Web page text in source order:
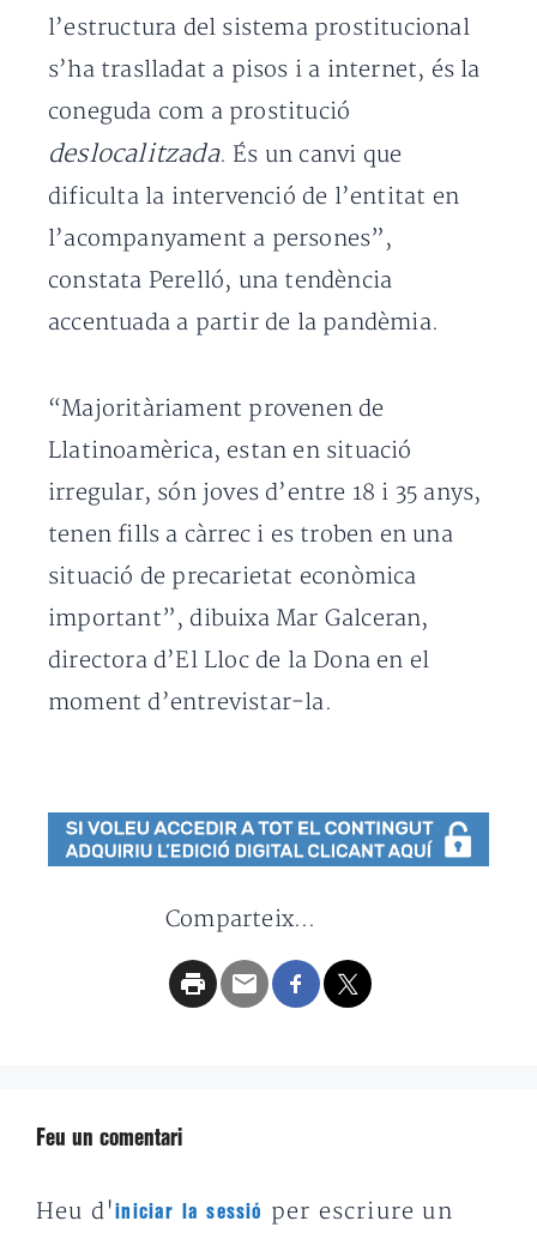
l’estructura del sistema prostitucional
s’ha traslladat a pisos i a internet, és la
coneguda com a prostitució
deslocalitzada. És un canvi que
dificulta la intervenció de l’entitat en
l’acompanyament a persones”,
constata Perelló, una tendència
accentuada a partir de la pandèmia.
“Majoritàriament provenen de
Llatinoamèrica, estan en situació
irregular, són joves d’entre 18 i 35 anys,
tenen fills a càrrec i es troben en una
situació de precarietat econòmica
important”, dibuixa Mar Galceran,
directora d’El Lloc de la Dona en el
moment d’entrevistar-la.
Comparteix...
Feu un comentari
Heu d'iniciar la sessió
per escriure un